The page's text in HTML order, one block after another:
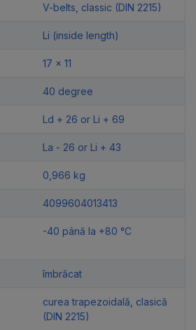
V-belts, classic (DIN 2215)
Li (inside length)
17 x 11
40 degree
Ld + 26 or Li + 69
La - 26 or Li + 43
0,966 kg
4099604013413
-40 până la +80 °C
îmbrăcat
curea trapezoidală, clasică
(DIN 2215)